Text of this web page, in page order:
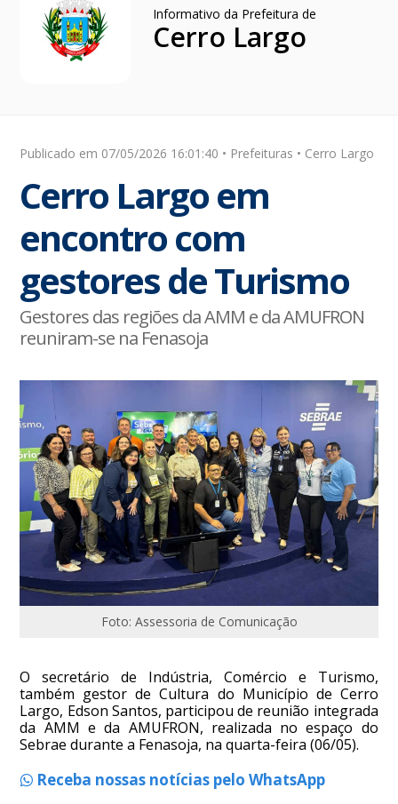
Informativo da Prefeitura de
Cerro Largo
Publicado em 07/05/2026 16:01:40 • Prefeituras • Cerro Largo
Cerro Largo em
encontro com
gestores de Turismo
Gestores das regiões da AMM e da AMUFRON
reuniram-se na Fenasoja
Foto: Assessoria de Comunicação
O secretário de Indústria, Comércio e Turismo,
também gestor de Cultura do Município de Cerro
Largo, Edson Santos, participou de reunião integrada
da AMM e da AMUFRON, realizada no espaço do
Sebrae durante a Fenasoja, na quarta-feira (06/05).
Receba nossas notícias pelo WhatsApp